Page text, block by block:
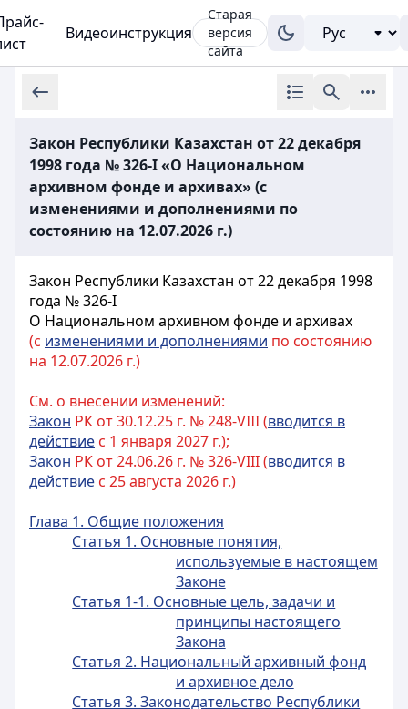
Видеоинструкция
Старая
версия
сайта
Закон Республики Казахстан от 22 декабря
1998 года № 326-I «О Национальном
архивном фонде и архивах» (с
изменениями и дополнениями по
состоянию на 12.07.2026 г.)
Закон Республики Казахстан от 22 декабря 1998
года № 326-I
О Национальном архивном фонде и архивах
(с изменениями и дополнениями по состоянию
на 12.07.2026 г.)
См. о внесении изменений:
Закон РК от 30.12.25 г. № 248-VIII (вводится в
действие с 1 января 2027 г.);
Закон РК от 24.06.26 г. № 326-VIII (вводится в
действие с 25 августа 2026 г.)
Глава 1. Общие положения
Статья 1. Основные понятия,
используемые в настоящем
Законе
Статья 1-1. Основные цель, задачи и
принципы настоящего
Закона
Статья 2. Национальный архивный фонд
и архивное дело
Статья 3. Законодательство Республики